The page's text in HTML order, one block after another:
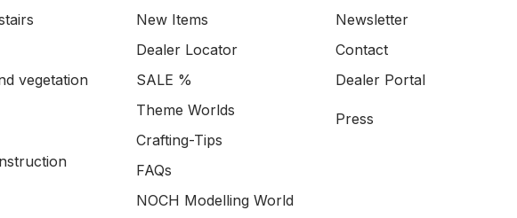
vegetation
New Items
Dealer Locator
SALE %
Theme Worlds
Crafting-Tips
FAQs
NOCH Modelling World
Newsletter
Contact
Dealer Portal
Press